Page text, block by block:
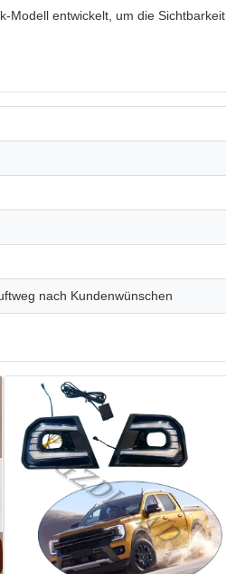
Modell entwickelt, um die Sichtbarkeit
nach Kundenwünschen